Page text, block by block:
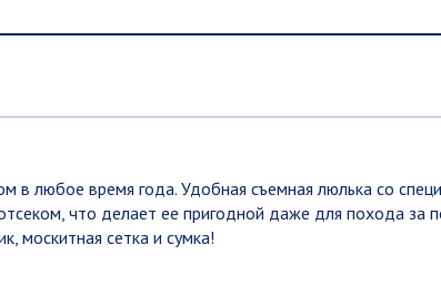
в любое время года. Удобная съемная люлька со
что делает ее пригодной даже для похода за
москитная сетка и сумка!